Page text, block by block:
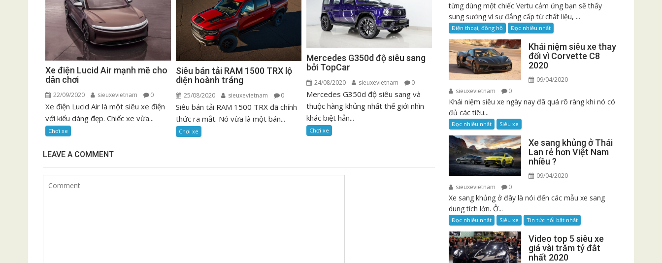
Xe điện Lucid Air mạnh mẽ cho
dân chơi
22/09/2020 sieuxevietnam 0
Xe điện Lucid Air là một siêu xe điện
với kiểu dáng đẹp. Chiếc xe vừa...
Chơi xe
Siêu bán tải RAM 1500 TRX lộ
diện hoành tráng
25/08/2020 sieuxevietnam 0
Siêu bán tải RAM 1500 TRX đã chính
thức ra mắt. Nó vừa là một bán...
Chơi xe
Mercedes G350d độ siêu sang
bởi TopCar
24/08/2020 sieuxevietnam 0
Mercedes G350d độ siêu sang và
thuộc hàng khủng nhất thế giới nhìn
khác biệt hẳn...
Chơi xe
LEAVE A COMMENT
từng dùng một chiếc Vertu cảm ứng bạn sẽ thấy
sung sướng vì sự đẳng cấp từ chất liệu, ...
Điện thoại, đồng hồ Đọc nhiều nhất
Khái niệm siêu xe thay
đổi vì Corvette C8
2020
09/04/2020
sieuxevietnam
0
Khái niệm siêu xe ngày nay đã quá rõ ràng khi nó có
đủ các tiêu...
Đọc nhiều nhất Siêu xe
Xe sang khủng ở Thái
Lan rẻ hơn Việt Nam
nhiều ?
09/04/2020
sieuxevietnam
0
Xe sang khủng ở đây là nói đến các mẫu xe sang
dung tích lớn. Ở...
Đọc nhiều nhất Siêu xe Tin tức nổi bật nhất
Video top 5 siêu xe
giá vài trăm tỷ đắt
nhất 2020